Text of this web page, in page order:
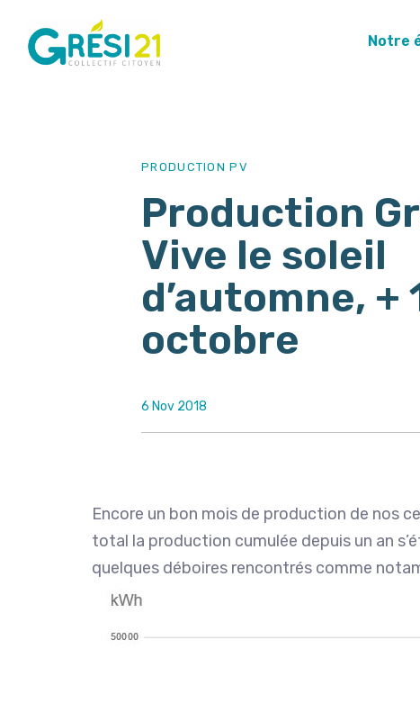
Notre
PRODUCTION PV
Production
Vive le soleil
d’automne, +
octobre
6 Nov 2018
Encore un bon mois de production de nos
total la production cumulée depuis un an
quelques déboires rencontrés comme